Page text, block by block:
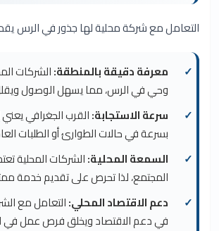
التعامل مع شركة محلية لها جذور في الرس
معرفة دقيقة بالمنطقة:الشركات
وحي في الرس، مما يسهل الوصول
سرعة الاستجابة:القرب الجغرافي
بسرعة في حالات الطوارئ أو الطلبات
السمعة المحلية:الشركات المحلية
المجتمع، لذا تحرص على تقديم خدمة
دعم الاقتصاد المحلي:التعامل مع
في دعم الاقتصاد ويخلق فرص عمل في